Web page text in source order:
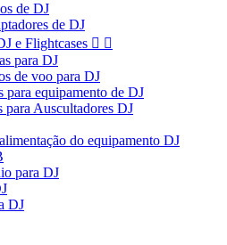
de DJ
de DJ
e Flightcases  
para DJ
de voo para DJ
para equipamento de DJ
para Auscultadores DJ
do equipamento DJ
para DJ
DJ